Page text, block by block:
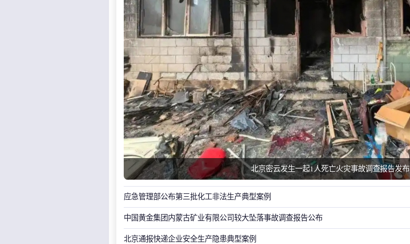
北京密云发生一起1人死亡火灾事故调查报告发布
应急管理部公布第三批化工非法生产典型案例
中国黄金集团内蒙古矿业有限公司较大坠落事故调查报告公布
北京通报快递企业安全生产隐患典型案例